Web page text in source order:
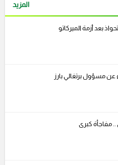
المزيد
بعد أزمة الميركاتو
عن مسؤول برتغالي بارز
.. مفاجأة كبرى